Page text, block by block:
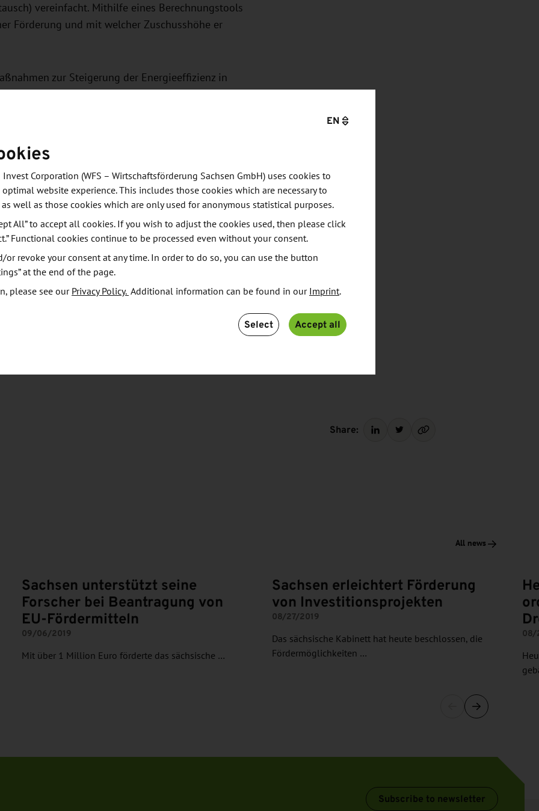
vereinfacht. Mithilfe eines Berechnungstools
Förderung und mit welcher Zuschusshöhe er
zur Steigerung der Energieeffizienz in
attraktiver gestaltet. Um den
die Unternehmen bei der Modernisierung zu
2014 mit Mitteln des Europäischen Fonds für
von CO -Emissionen in Unternehmen. Sie
Unternehmen bei und dienen
Sachsen.
Aufbaubank - Förderbank zuständig, für
Sächsische Energieagentur – SAENA GmbH zur
Share:
All news
Sachsen unterstützt seine
Forscher bei Beantragung von
EU-Fördermitteln
09/06/2019
Mit über 1 Million Euro förderte das sächsische …
Sachsen erleichtert Förderung
von Investitionsprojekten
08/27/2019
Das sächsische Kabinett hat heute beschlossen, die
Fördermöglichkeiten …
08/
Subscribe to newsletter
EN
Corporation (WFS – Wirtschaftsförderung Sachsen GmbH) uses cookies to
website experience. This includes those cookies which are necessary to
well as those cookies which are only used for anonymous statistical purposes.
All” to accept all cookies. If you wish to adjust the cookies used, then please click
Functional cookies continue to be processed even without your consent.
or revoke your consent at any time. In order to do so, you can use the button
at the end of the page.
please see our Privacy Policy. Additional information can be found in our Imprint.
Select Accept all